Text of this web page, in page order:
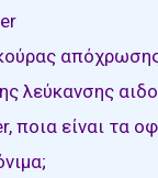
λεύκανσης
ποια είναι τα